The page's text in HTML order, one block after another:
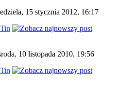
15 stycznia 2012, 16:17
Tin
10 listopada 2010, 19:56
Tin